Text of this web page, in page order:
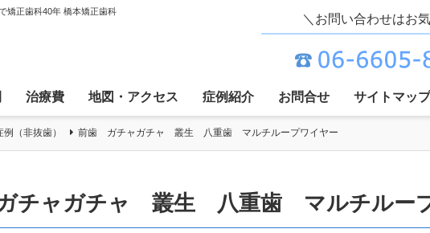
歯科40年 橋本矯正歯科
＼お問い合わせはお
治療費 地図・アクセス 症例紹介 お問合せ サイトマップ
（非抜歯） 前歯 ガチャガチャ 叢生 八重歯 マルチループワイヤー
チャガチャ 叢生 八重歯 マルチル